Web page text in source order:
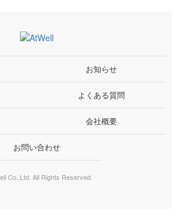
お知らせ
よくある質問
会社概要
お問い合わせ
Co.,Ltd. All Rights Reserved.